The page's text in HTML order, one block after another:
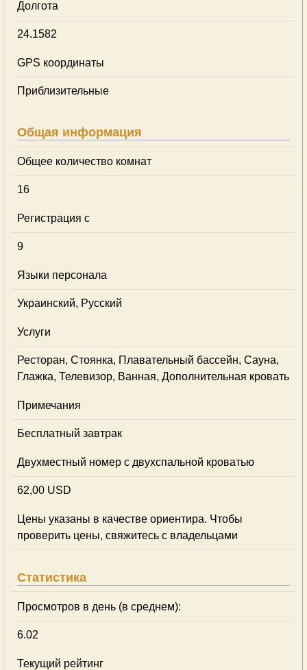
Долгота
24.1582
GPS координаты
Приблизительные
Общая информация
Общее количество комнат
16
Регистрация с
9
Языки персонала
Украинский, Русский
Услуги
Ресторан, Стоянка, Плавательный бассейн, Сауна,
Глажка, Телевизор, Ванная, Дополнительная кровать
Примечания
Бесплатный завтрак
Двухместный номер с двухспальной кроватью
62,00 USD
Цены указаны в качестве ориентира. Чтобы
проверить цены, свяжитесь с владельцами
Статистика
Просмотров в день (в среднем):
6.02
Текущий рейтинг